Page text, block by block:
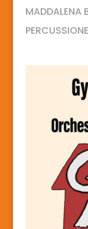
MADDALENA